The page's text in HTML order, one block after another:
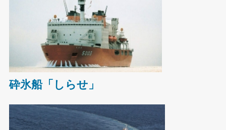
砕氷船「しらせ」